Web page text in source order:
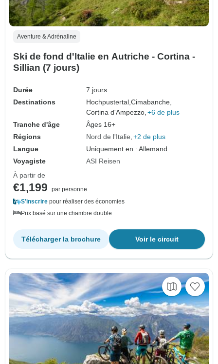
Aventure & Adrénaline
Ski de fond d'Italie en Autriche - Cortina -
Sillian (7 jours)
Durée
7 jours
Destinations
Hochpustertal,Cimabanche,
Cortina d'Ampezzo, +6 de plus
Tranche d'âge
Âges 16+
Régions
Nord de l'Italie +2 de plus
Langue
Uniquement en : Allemand
Voyagiste
ASI Reisen
À partir de
€1,199
par personne
S'inscrire pour réaliser des économies
Prix basé sur une chambre double
Voir le circuit
Télécharger la brochure